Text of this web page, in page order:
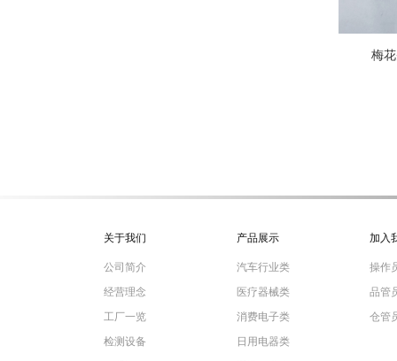
梅
关于我们
公司简介
经营理念
工厂一览
检测设备
产品展示
汽车行业类
医疗器械类
消费电子类
日用电器类
加入
操作
品管
仓管